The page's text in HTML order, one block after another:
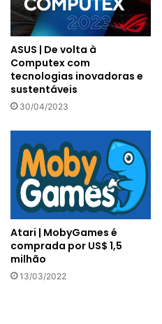
ASUS | De volta à
Computex com
tecnologias inovadoras e
sustentáveis
30/04/2023
Atari | MobyGames é
comprada por US$ 1,5
milhão
13/03/2022